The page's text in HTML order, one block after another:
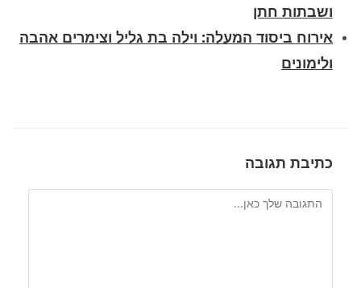
ושבתות חתן
אירוח ביסוד המעלה: וילה בת גליל וצימרים אהבה
ולימונים
כתיבת תגובה